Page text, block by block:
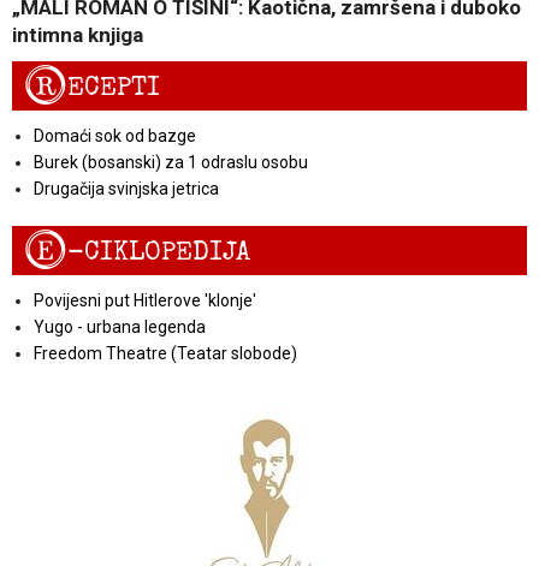
„MALI ROMAN O TIŠINI“: Kaotična, zamršena i duboko
intimna knjiga
RECEPTI
Domaći sok od bazge
Burek (bosanski) za 1 odraslu osobu
Drugačija svinjska jetrica
E-CIKLOPEDIJA
Povijesni put Hitlerove 'klonje'
Yugo - urbana legenda
Freedom Theatre (Teatar slobode)